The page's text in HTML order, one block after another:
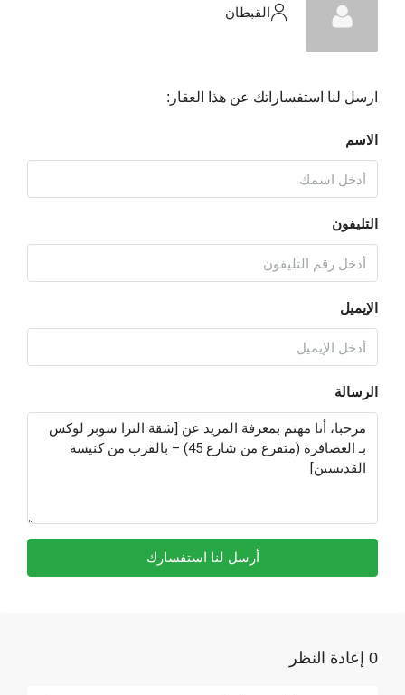
القبطان
ارسل لنا استفساراتك عن هذا العقار:
الاسم
التليفون
الإيميل
الرسالة
أرسل لنا استفسارك
0 إعادة النظر